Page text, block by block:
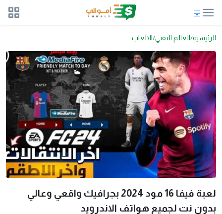
الرئيسية العالم التقني الالعاب
لعبة فيفا 16 مود 2024 بجرافيك واقعي وعالي
بدون نت لجميع هواتف الاندرويد